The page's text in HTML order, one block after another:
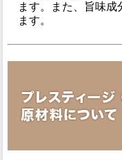
ます。また、旨味成
ます。